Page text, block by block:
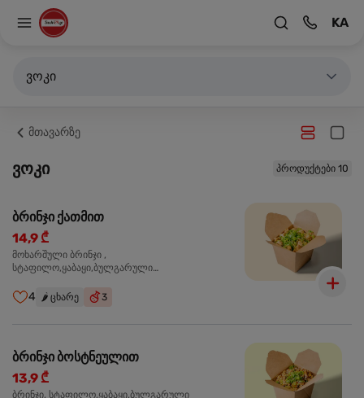
KA
ვოკი
მთავარზე
ვოკი პროდუქტები 10
ბრინჯი ქათმით
14,9 ₾
მოხარშული ბრინჯი ,
სტაფილო,ყაბაყი,ბულგარული
ტკბილ ცხარე სოუსი,მწვანე ხახვი,სეზამის
მარცვლის ნაზავი,მზესუმზირის ზეთი,ბარდა
4 🌶️ ცხარე 3
ბრინჯი ბოსტნეულით
13,9 ₾
ბრინჯი, სტაფილო,ყაბაყი,ბულგარული